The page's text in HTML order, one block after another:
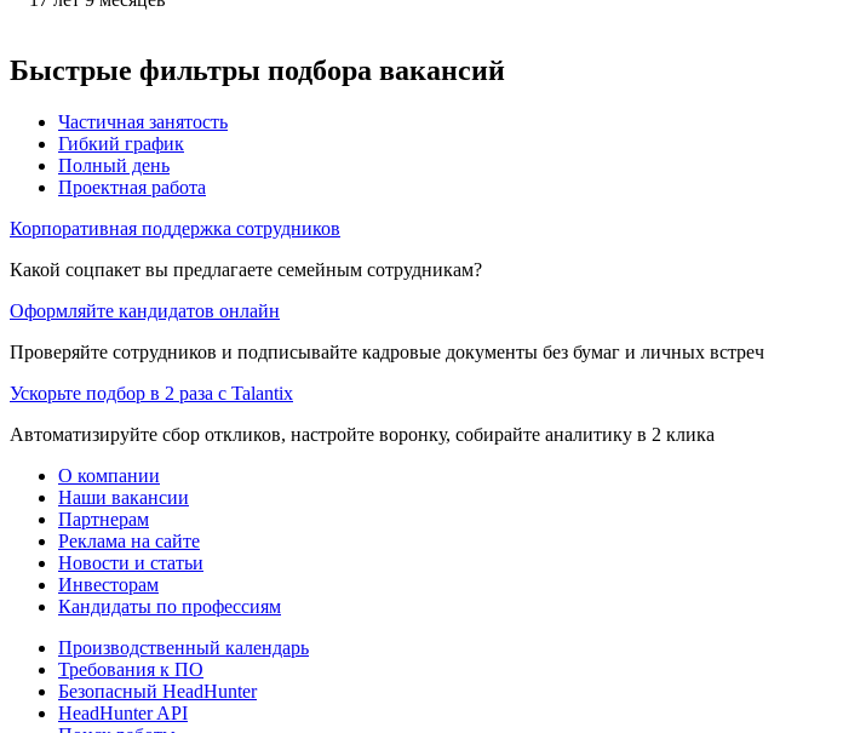
Быстрые фильтры подбора вакансий
Частичная занятость
Гибкий график
Полный день
Проектная работа
Корпоративная поддержка сотрудников
Какой соцпакет вы предлагаете семейным сотрудникам?
Оформляйте кандидатов онлайн
Проверяйте сотрудников и подписывайте кадровые документы без бумаг и личных встреч
Ускорьте подбор в 2 раза с Talantix
Автоматизируйте сбор откликов, настройте воронку, собирайте аналитику в 2 клика
О компании
Наши вакансии
Партнерам
Реклама на сайте
Новости и статьи
Инвесторам
Кандидаты по профессиям
Производственный календарь
Требования к ПО
Безопасный HeadHunter
HeadHunter API